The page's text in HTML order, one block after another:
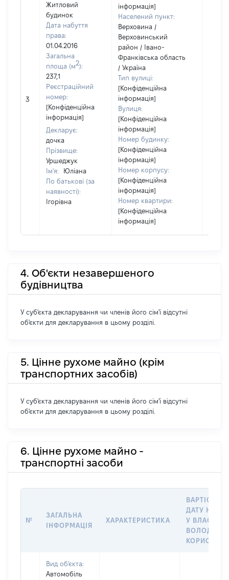
3
Житловий
будинок
Дата набуття
права:
01.04.2016
Загальна
площа (м2):
237,1
Реєстраційний
номер:
[Конфіденційна
інформація]
Декларує:
дочка
Прізвище:
Уршеджук
Ім'я:
Юліана
По батькові (за
наявності):
Ігорівна
інформація]
Населений пункт:
Верховина /
Верховинський
район / Івано-
Франківська область
/ Україна
Тип вулиці:
[Конфіденційна
інформація]
Вулиця:
[Конфіденційна
інформація]
Номер будинку:
[Конфіденційна
інформація]
Номер корпусу:
[Конфіденційна
інформація]
Номер квартири:
[Конфіденційна
інформація]
4. Об'єкти незавершеного
будівництва
У суб'єкта декларування чи членів його сім'ї відсутні
об'єкти для декларування в цьому розділі.
5. Цінне рухоме майно (крім
транспортних засобів)
У суб'єкта декларування чи членів його сім'ї відсутні
об'єкти для декларування в цьому розділі.
6. Цінне рухоме майно -
транспортні засоби
№
ЗАГАЛЬНА
ІНФОРМАЦІЯ
ХАРАКТЕРИСТИКА
ВАРТІСТЬ
ДАТУ
У
Вид об'єкта:
Автомобіль